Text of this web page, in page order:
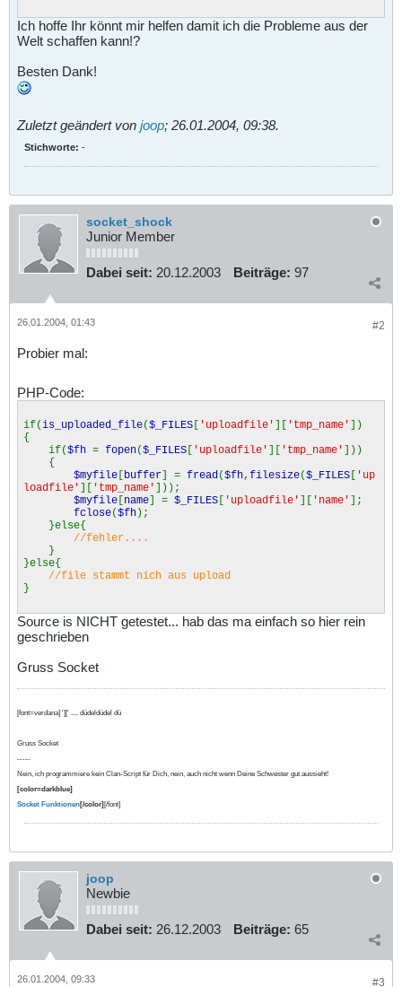
Ich hoffe Ihr könnt mir helfen damit ich die Probleme aus der
Welt schaffen kann!?
Besten Dank!
Zuletzt geändert von joop; 26.01.2004, 09:38.
Stichworte: -
socket_shock
Junior Member
Dabei seit: 20.12.2003 Beiträge: 97
#2
26.01.2004, 01:43
Probier mal:
PHP-Code:
if(is_uploaded_file($_FILES [ 'uploadfile' ][ 'tmp_name' ])
{
if($fh = fopen($_FILES [ 'uploadfile' ][ 'tmp_name' ]))
{
$myfile [ buffer] = fread ($fh, filesize($_FILES [ 'up
loadfile' ][ 'tmp_name' ]));
$myfile [name] = $_FILES [ 'uploadfile' ][ 'name' ];
fclose($fh);
}else{
//fehler....
}
}else{
//file stammt nich aus upload
}
Source is NICHT getestet... hab das ma einfach so hier rein
geschrieben
Gruss Socket
[font=verdana] '][' .... düdeldüdel dü
Gruss Socket
-----
Nein, ich programmiere kein Clan-Script für Dich, nein, auch nicht wenn Deine Schwester gut aussieht!
[color=darkblue]
Socket Funktionen[/color][/font]
joop
Newbie
Dabei seit: 26.12.2003 Beiträge: 65
#3
26.01.2004, 09:33